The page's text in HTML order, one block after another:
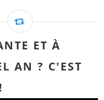
ET À
AN ? C'EST